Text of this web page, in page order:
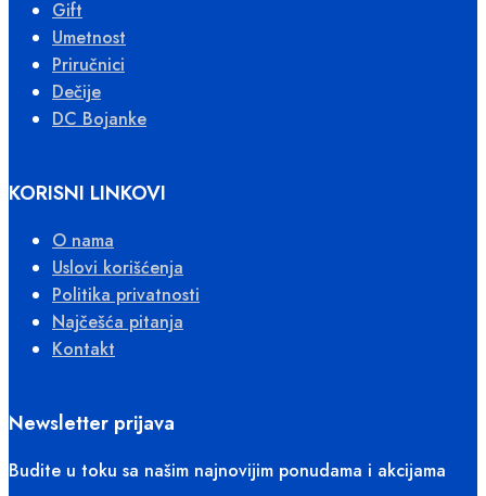
Gift
Umetnost
Priručnici
Dečije
DC Bojanke
KORISNI LINKOVI
O nama
Uslovi korišćenja
Politika privatnosti
Najčešća pitanja
Kontakt
Newsletter prijava
Budite u toku sa našim najnovijim ponudama i akcijama